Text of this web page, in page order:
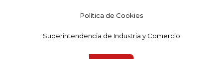
Política de Cookies
Superintendencia de Industria y Comercio